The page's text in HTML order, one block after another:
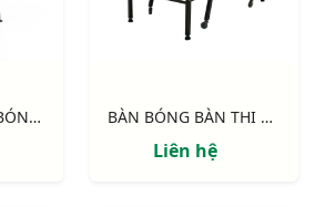
GHẾ TRỌNG TÀI BÓNG BÀN S29350 BÀN BÓNG BÀN THI ĐẤU S29200
Liên hệ